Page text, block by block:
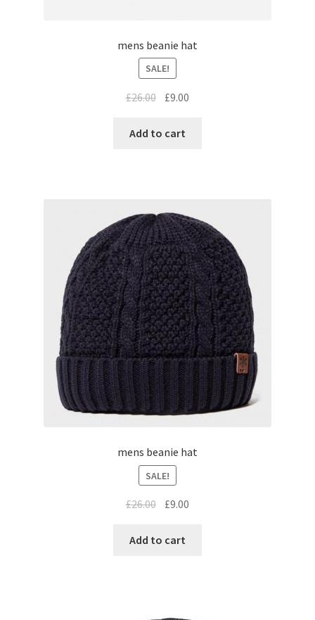
mens beanie hat
SALE!
£26.00 £9.00
Add to cart
mens beanie hat
SALE!
£26.00 £9.00
Add to cart